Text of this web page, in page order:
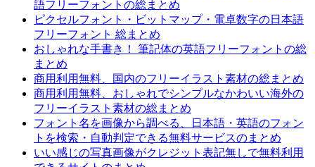
語フリーフォントの総まとめ
ピクセルフォント・ビットマップ・電卓数字の日本語
フリーフォント 総まとめ
おしゃれな手書き！ 筆記体の英語フリーフォントの総
まとめ
商用利用無料、国内のフリーイラスト素材の総まとめ
商用利用無料、おしゃれでシンプルなかわいい海外の
フリーイラスト素材の総まとめ
フォント名を画像から調べる、日本語・英語のフォン
トを検索・自動判定できる無料サービスのまとめ
いい感じの写真画像がクレジット表記無しで無料利用